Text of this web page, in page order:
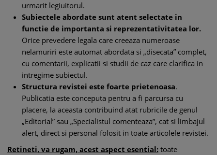
urmarit legiuitorul.
Subiectele abordate sunt atent selectate in
functie de importanta si reprezentativitatea lor.
Orice prevedere legala care creeaza numeroase
nelamuriri este automat abordata si „disecata” complet,
cu comentarii, explicatii si studii de caz care clarifica in
intregime subiectul.
Structura revistei este foarte prietenoasa.
Publicatia este conceputa pentru a fi parcursa cu
placere, la aceasta contribuind atat rubricile de genul
„Editorial” sau „Specialistul comenteaza”, cat si limbajul
alert, direct si personal folosit in toate articolele revistei.
Retineti, va rugam, acest aspect esential: toate